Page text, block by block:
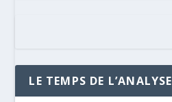
LE TEMPS DE L’ANALYSE